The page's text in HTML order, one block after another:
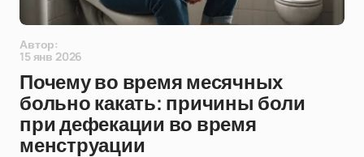
Автор:
15 янв 2026
Почему во время месячных
больно какать: причины боли
при дефекации во время
менструации